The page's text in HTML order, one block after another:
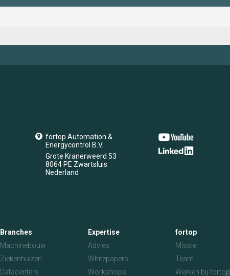
fortop Automation &
Energycontrol B.V.
Grote Kranerweerd 53
8064 PE Zwartsluis
Nederland
Branches
Machinebouw
Ziekenhuizen
Datacenters
Expertise
Advies
Whitepapers
Workshops
fortop
Missie
Team
Werken bij fortop